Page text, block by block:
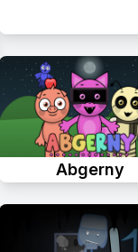
Abgerny